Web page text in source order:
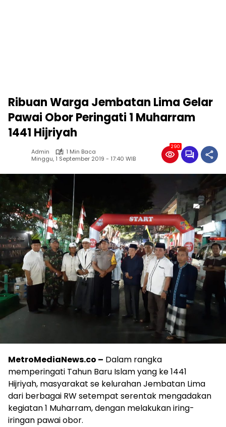
Ribuan Warga Jembatan Lima Gelar
Pawai Obor Peringati 1 Muharram
1441 Hijriyah
Admin
1 Min Baca
Minggu, 1 September 2019 - 17:40 WIB
290
MetroMediaNews.co – Dalam rangka
memperingati Tahun Baru Islam yang ke 1441
Hijriyah, masyarakat se kelurahan Jembatan Lima
dari berbagai RW setempat serentak mengadakan
kegiatan 1 Muharram, dengan melakukan iring-
iringan pawai obor.